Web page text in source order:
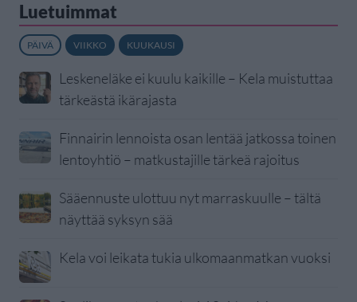
Luetuimmat
PÄIVÄ VIIKKO KUUKAUSI
Leskeneläke ei kuulu kaikille – Kela muistuttaa
tärkeästä ikärajasta
Finnairin lennoista osan lentää jatkossa toinen
lentoyhtiö – matkustajille tärkeä rajoitus
Sääennuste ulottuu nyt marraskuulle – tältä
näyttää syksyn sää
Kela voi leikata tukia ulkomaanmatkan vuoksi